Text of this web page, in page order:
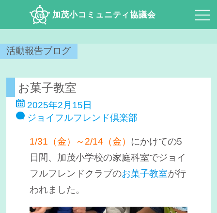
加茂小コミュニティ協議会
活動報告ブログ
お菓子教室
2025年2月15日
ジョイフルフレンド倶楽部
1/31（金）～2/14（金） にかけての5
日間、加茂小学校の家庭科室でジョイ
フルフレンドクラブのお菓子教室が行
われました。